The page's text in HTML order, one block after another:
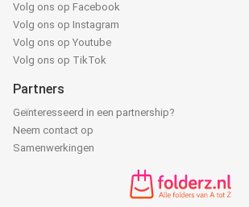
Volg ons op Facebook
Volg ons op Instagram
Volg ons op Youtube
Volg ons op TikTok
Partners
Geïnteresseerd in een partnership?
Neem contact op
Samenwerkingen